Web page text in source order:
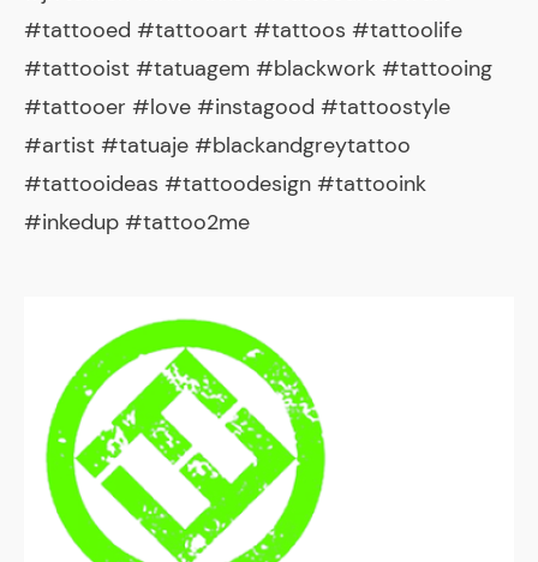
#tattooed #tattooart #tattoos #tattoolife
#tattooist #tatuagem #blackwork #tattooing
#tattooer #love #instagood #tattoostyle
#artist #tatuaje #blackandgreytattoo
#tattooideas #tattoodesign #tattooink
#inkedup #tattoo2me